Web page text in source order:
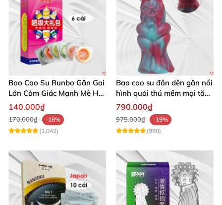
Bao Cao Su Runbo Gân Gai
Lớn Cảm Giác Mạnh Mẽ Hút
Hồn
140.000₫
170.000₫
-18%
(1,042)
Bao cao su đôn dên gân nổi
hình quái thú mềm mại tăng
khoái cảm
790.000₫
975.000₫
-19%
(990)